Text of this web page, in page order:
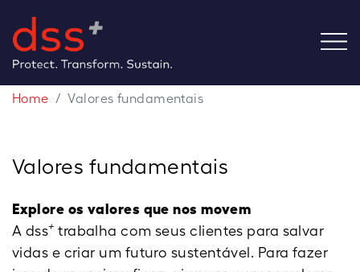
Home Valores fundamentais
Valores fundamentais
Explore os valores que nos movem
A dss+ trabalha com seus clientes para salvar
vidas e criar um futuro sustentável. Para fazer